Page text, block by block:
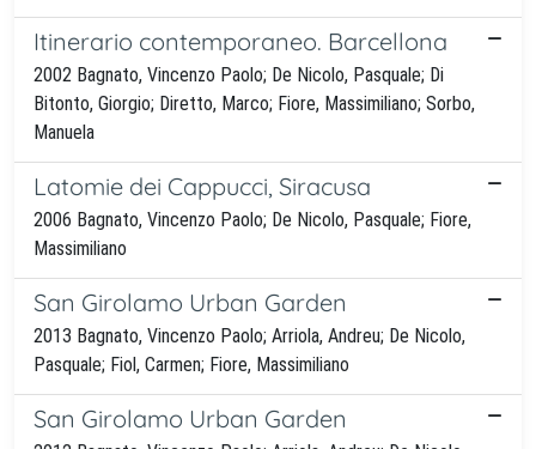
Itinerario contemporaneo. Barcellona
2002 Bagnato, Vincenzo Paolo; De Nicolo, Pasquale; Di
Bitonto, Giorgio; Diretto, Marco; Fiore, Massimiliano; Sorbo,
Manuela
Latomie dei Cappucci, Siracusa
2006 Bagnato, Vincenzo Paolo; De Nicolo, Pasquale; Fiore,
Massimiliano
San Girolamo Urban Garden
2013 Bagnato, Vincenzo Paolo; Arriola, Andreu; De Nicolo,
Pasquale; Fiol, Carmen; Fiore, Massimiliano
San Girolamo Urban Garden